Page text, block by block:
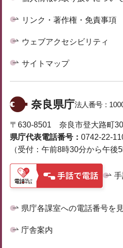
リンク・著作権・免責事項
ウェブアクセシビリティ
サイトマップ
奈良県庁法人番号：
〒630-8501 奈良市登大路町30
県庁代表電話番号： 0742-22-
（受付：午前8時30分から午後5
県庁各課室への電話番号を
庁舎案内